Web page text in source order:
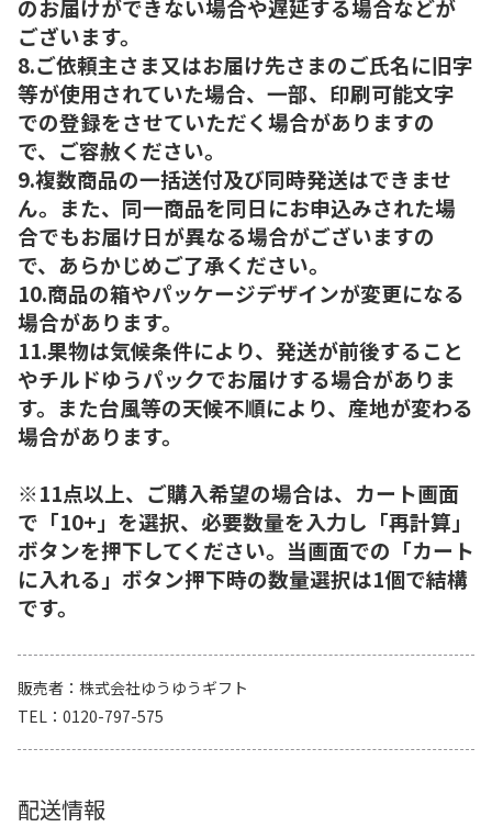
のお届けができない場合や遅延する場合などが
ございます。
8.ご依頼主さま又はお届け先さまのご氏名に旧字
等が使用されていた場合、一部、印刷可能文字
での登録をさせていただく場合がありますの
で、ご容赦ください。
9.複数商品の一括送付及び同時発送はできませ
ん。また、同一商品を同日にお申込みされた場
合でもお届け日が異なる場合がございますの
で、あらかじめご了承ください。
10.商品の箱やパッケージデザインが変更になる
場合があります。
11.果物は気候条件により、発送が前後すること
やチルドゆうパックでお届けする場合がありま
す。また台風等の天候不順により、産地が変わる
場合があります。
※11点以上、ご購入希望の場合は、カート画面
で「10+」を選択、必要数量を入力し「再計算」
ボタンを押下してください。当画面での「カート
に入れる」ボタン押下時の数量選択は1個で結構
です。
販売者
株式会社ゆうゆうギフト
TEL
0120-797-575
配送情報